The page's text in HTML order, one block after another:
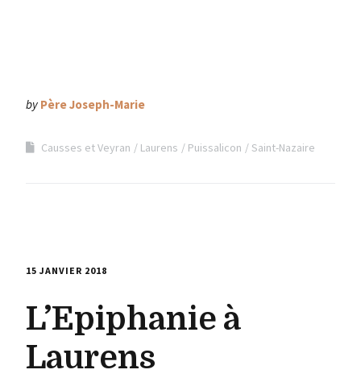
by Père Joseph-Marie
Causses et Veyran Laurens Puissalicon Saint-Nazaire
15 JANVIER 2018
L’Epiphanie à
Laurens